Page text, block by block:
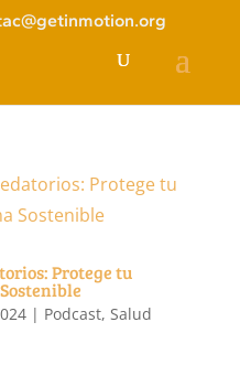
Protege tu
| Podcast, Salud